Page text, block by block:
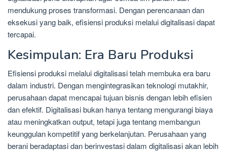
mendukung proses transformasi. Dengan perencanaan dan
eksekusi yang baik, efisiensi produksi melalui digitalisasi dapat
tercapai.
Kesimpulan: Era Baru Produksi
Efisiensi produksi melalui digitalisasi telah membuka era baru
dalam industri. Dengan mengintegrasikan teknologi mutakhir,
perusahaan dapat mencapai tujuan bisnis dengan lebih efisien
dan efektif. Digitalisasi bukan hanya tentang mengurangi biaya
atau meningkatkan output, tetapi juga tentang membangun
keunggulan kompetitif yang berkelanjutan. Perusahaan yang
berani beradaptasi dan berinvestasi dalam digitalisasi akan lebih